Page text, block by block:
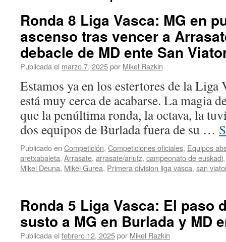
Ronda 8 Liga Vasca: MG en
ascenso tras vencer a
debacle de MD ente San
Publicada el marzo 7, 2025por Mikel Razkin
Estamos ya en los estertores de la Liga
está muy cerca de acabarse. La magia
que la penúltima ronda, la octava, la
dos equipos de Burlada fuera de su …
Publicado en Competición, Competiciones oficiales, Equipos
aretxabaleta, Arrasate, arrasate/arlutz, campeonato de euskadi
Mikel Deuna, Mikel Gurea, Primera division liga vasca, san
Ronda 5 Liga Vasca: El paso
susto a MG en Burlada y MD
Publicada el febrero 12, 2025por Mikel Razkin